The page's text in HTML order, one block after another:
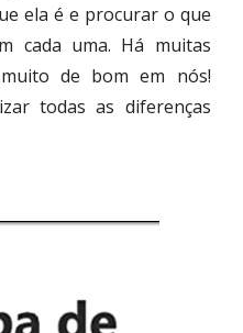
ela é e procurar o que
cada uma. Há muitas
de bom em nós!
todas as diferenças